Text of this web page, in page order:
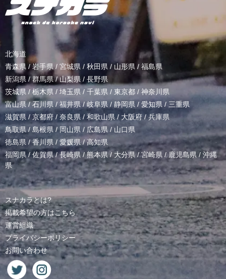
北海道
青森県 / 岩手県/ 宮城県 / 秋田県 / 山形県/ 福島県
新潟県 /群馬県/山梨県 / 長野県
茨城県 / 栃木県 / 埼玉県 / 千葉県 / 東京都 / 神奈川県
富山県 /石川県/福井県/岐阜県 / 静岡県 / 愛知県 / 三重県
滋賀県 / 京都府 / 奈良県 / 和歌山県/ 大阪府 /兵庫県
鳥取県/ 島根県 /岡山県/ 広島県 / 山口県
徳島県 /香川県 / 愛媛県/高知県
福岡県/佐賀県/長崎県 /熊本県/ 大分県/宮崎県 /鹿児島県 / 沖縄
県
スナカラとは?
掲載希望の方はこちら
運営組織
プライバシーポリシー
お問い合わせ